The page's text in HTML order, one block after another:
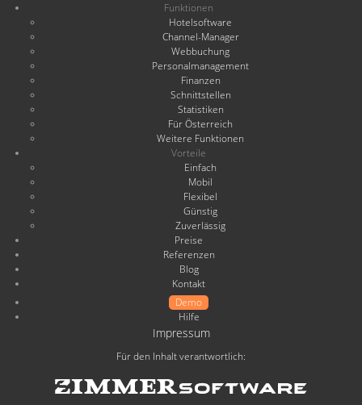
Funktionen
Hotelsoftware
Channel-Manager
Webbuchung
Personalmanagement
Finanzen
Schnittstellen
Statistiken
Für Österreich
Weitere Funktionen
Vorteile
Einfach
Mobil
Flexibel
Günstig
Zuverlässig
Preise
Referenzen
Blog
Kontakt
Demo
Hilfe
Impressum
Für den Inhalt verantwortlich: